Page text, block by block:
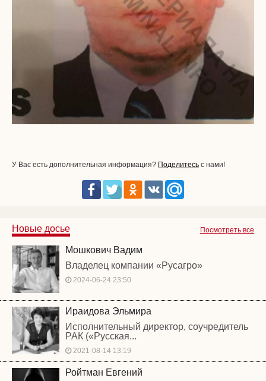
У Вас есть дополнительная информация? Поделитесь с нами!
Посмотреть все
Новые досье
Мошкович Вадим
Владелец компании «Русагро»
2024-06-24 23:50
Ираидова Эльмира
Исполнительный директор, соучредитель
РАК («Русская...
2021-08-14 13:19
Ройтман Евгений